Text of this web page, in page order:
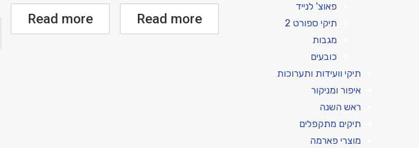
פאוצ' לנייד
תיקי ספורט 2
מגבות
כובעים
תיקי וועידות ותערוכות
איפור ומניקור
ראש השנה
תיקים מתקפלים
מוצרי פארמה
Read more
Read more